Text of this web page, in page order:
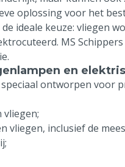
oplossing voor het
ideale keuze: vliegen
MS
en
ontworpen voor
vliegen;
vliegen, inclusief de